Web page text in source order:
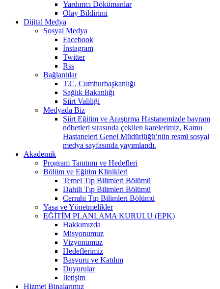
Yardımcı Dökümanlar
Olay Bildirimi
Dijital Medya
Sosyal Medya
Facebook
İnstagram
Twitter
Rss
Bağlantılar
T.C. Cumhurbaşkanlığı
Sağlık Bakanlığı
Siirt Valiliği
Medyada Biz
Siirt Eğitim ve Araştırma Hastanemizde bayram
nöbetleri sırasında çekilen karelerimiz, Kamu
Hastaneleri Genel Müdürlüğü’nün resmi sosyal
medya sayfasında yayımlandı.
Akademik
Program Tanıtımı ve Hedefleri
Bölüm ve Eğitim Klinikleri
Temel Tıp Bilimleri Bölümü
Dahili Tıp Bilimleri Bölümü
Cerrahi Tıp Bilimleri Bölümü
Yasa ve Yönetmelikler
EĞİTİM PLANLAMA KURULU (EPK)
Hakkımızda
Misyonumuz
Vizyonumuz
Hedeflerimiz
Başvuru ve Katılım
Duyurular
İletişim
Hizmet Binalarımız